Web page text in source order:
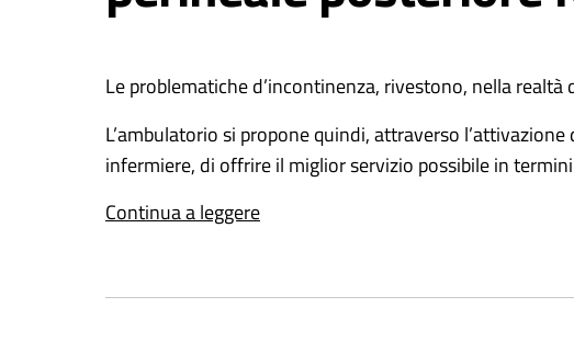
Le problematiche d’incontinenza, rivestono, nella
L’ambulatorio si propone quindi, attraverso
infermiere, di offrire il miglior servizio possibile in
Vengono erogate le seguenti prestazioni/trattamenti
uroflussometria ed urodinamica;
Continua a leggere